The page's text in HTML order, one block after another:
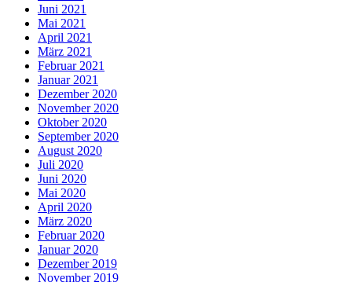
Juni 2021
Mai 2021
April 2021
März 2021
Februar 2021
Januar 2021
Dezember 2020
November 2020
Oktober 2020
September 2020
August 2020
Juli 2020
Juni 2020
Mai 2020
April 2020
März 2020
Februar 2020
Januar 2020
Dezember 2019
November 2019